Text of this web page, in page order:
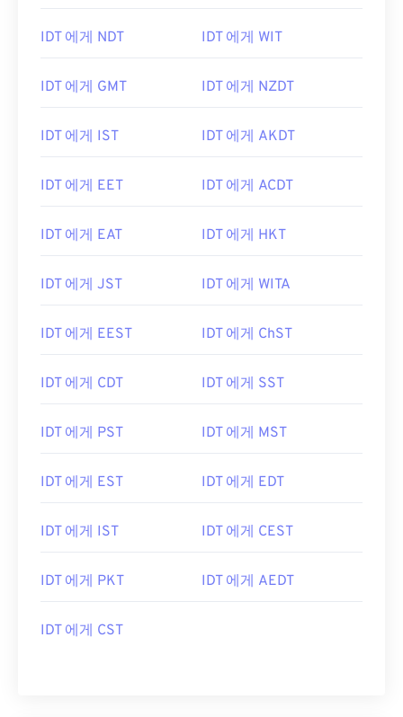
IDT 에게 NDT IDT 에게 WIT
IDT 에게 GMT IDT 에게 NZDT
IDT 에게 IST IDT 에게 AKDT
IDT 에게 EET IDT 에게 ACDT
IDT 에게 EAT IDT 에게 HKT
IDT 에게 JST IDT 에게 WITA
IDT 에게 EEST IDT 에게 ChST
IDT 에게 CDT IDT 에게 SST
IDT 에게 PST IDT 에게 MST
IDT 에게 EST IDT 에게 EDT
IDT 에게 IST IDT 에게 CEST
IDT 에게 PKT IDT 에게 AEDT
IDT 에게 CST